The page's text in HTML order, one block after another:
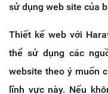
sử dụng web site của
Thiết kế web với
thể sử dụng các
website theo ý muốn
lĩnh vực này. Nếu